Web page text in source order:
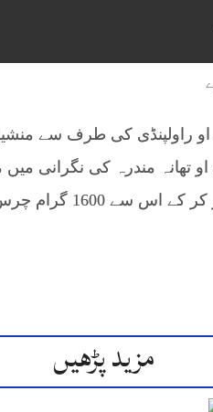
او راولپنڈی کی طرف سے
تھانہ مندرہ کی نگرانی
بھاٹہ کو ایک
مزید پڑھیں